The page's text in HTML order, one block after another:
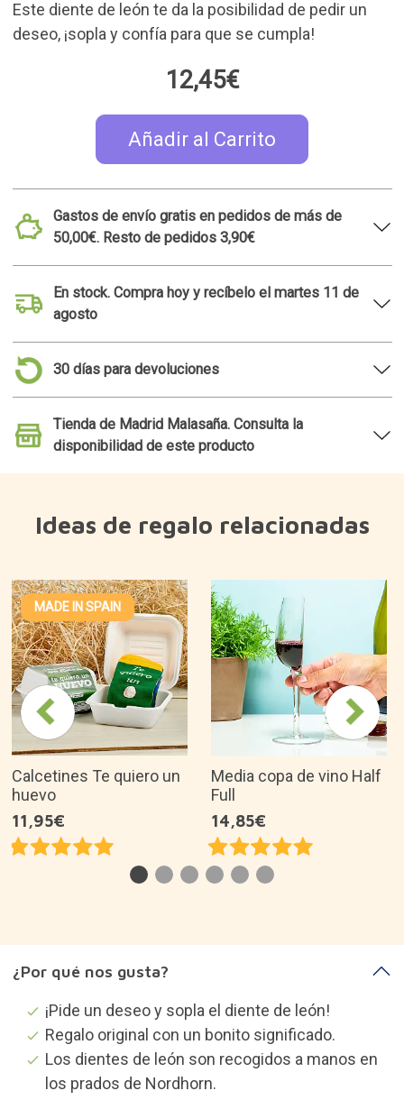
Este diente de león te da la posibilidad de pedir un
deseo, ¡sopla y confía para que se cumpla!
12,45€
Añadir al Carrito
Gastos de envío gratis en pedidos de más de
50,00€. Resto de pedidos 3,90€
En stock. Compra hoy y recíbelo el martes 11 de
agosto
30 días para devoluciones
Tienda de Madrid Malasaña. Consulta la
disponibilidad de este producto
Ideas de regalo relacionadas
MADE IN SPAIN
Calcetines Te quiero un
huevo
11,95€
Media copa de vino Half
Full
14,85€
¿Por qué nos gusta?
¡Pide un deseo y sopla el diente de león!
Regalo original con un bonito significado.
Los dientes de león son recogidos a manos en
los prados de Nordhorn.